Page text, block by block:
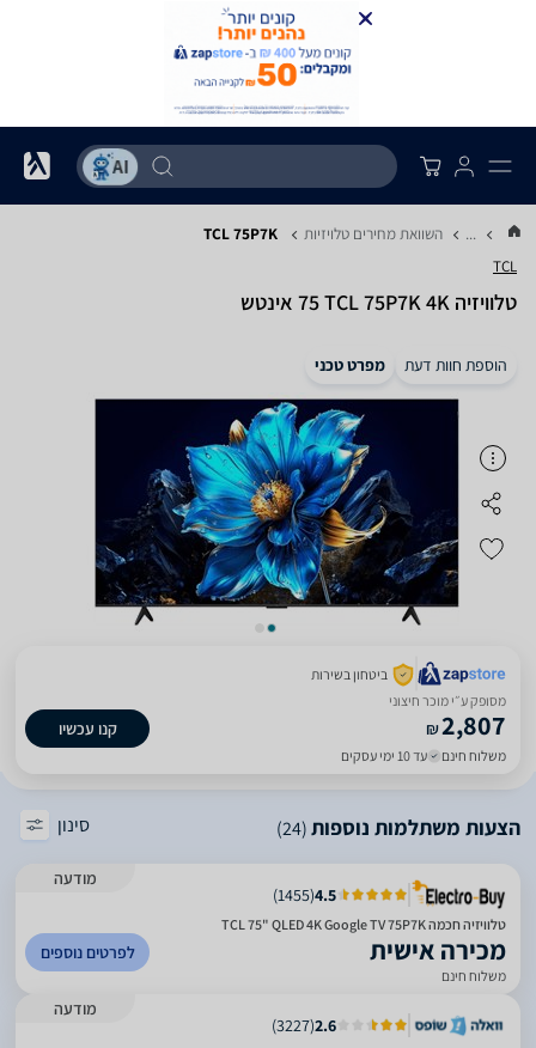
... השוואת מחירים טלויזיות TCL 75P7K
TCL
טלוויזיה TCL 75P7K 4K ‏75 ‏אינטש
הוספת חוות דעת מפרט טכני
ביטחון בשירות
מסופק ע״י מוכר חיצוני
₪2,807
משלוח חינם עד 10 ימי עסקים
קנו עכשיו
הצעות משתלמות נוספות(24) סינון
מודעה
4.5
(
1455
)
טלוויזיה חכמה TCL 75" QLED 4K Google TV 75P7K
מכירה אישית
משלוח חינם
לפרטים נוספים
מודעה
2.6
(
3227
)